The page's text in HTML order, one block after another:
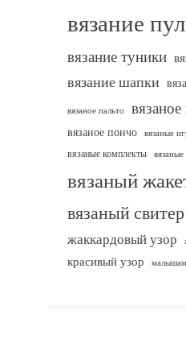
вязание
вязание туники
вязание шапки
вязаное пальто вязаное
вязаное пончо вязаные
вязаные комплекты
вязаный
вязаный свитер
жаккардовый узор
красивый узор малышам